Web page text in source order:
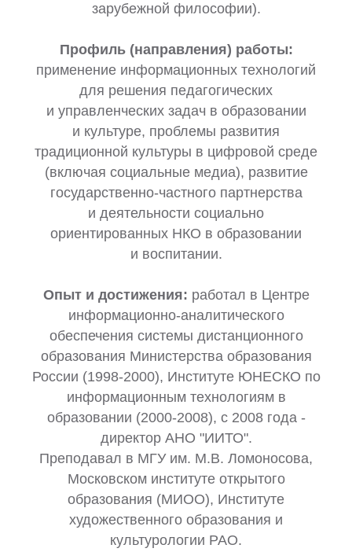
зарубежной философии).
Профиль (направления) работы:
применение информационных технологий
для решения педагогических
и управленческих задач в образовании
и культуре, проблемы развития
традиционной культуры в цифровой среде
(включая социальные медиа), развитие
государственно-частного партнерства
и деятельности социально
ориентированных НКО в образовании
и воспитании.
Опыт и достижения: работал в Центре
информационно-аналитического
обеспечения системы дистанционного
образования Министерства образования
России (1998-2000), Институте ЮНЕСКО по
информационным технологиям в
образовании (2000-2008), с 2008 года -
директор АНО "ИИТО".
Преподавал в МГУ им. М.В. Ломоносова,
Московском институте открытого
образования (МИОО), Институте
художественного образования и
культурологии РАО.